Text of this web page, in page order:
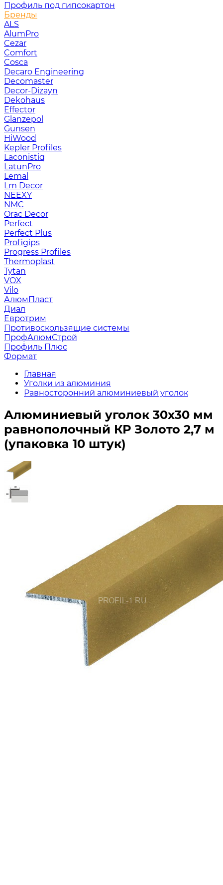
Профиль под гипсокартон
Бренды
ALS
AlumPro
Cezar
Comfort
Cosca
Decaro Engineering
Decomaster
Decor-Dizayn
Dekohaus
Effector
Glanzepol
Gunsen
HiWood
Kepler Profiles
Laconistiq
LatunPro
Lemal
Lm Decor
NEEXY
NMC
Orac Decor
Perfect
Perfect Plus
Profigips
Progress Profiles
Thermoplast
Tytan
VOX
Vilo
АлюмПласт
Диал
Евротрим
Противоскользящие системы
ПрофАлюмСтрой
Профиль Плюс
Формат
Главная
Уголки из алюминия
Равносторонний алюминиевый уголок
Алюминиевый уголок 30х30 мм
равнополочный КР Золото 2,7 м
(упаковка 10 штук)